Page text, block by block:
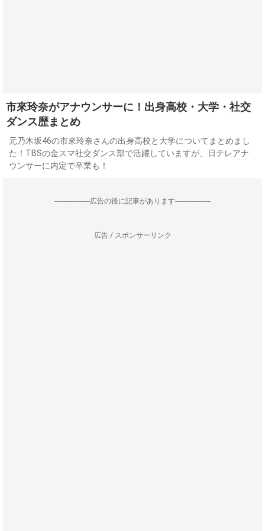
市來玲奈がアナウンサーに！出身高校・大学・社交
ダンス歴まとめ
元乃木坂46の市來玲奈さんの出身高校と大学についてまとめまし
た！TBSの金スマ社交ダンス部で活躍していますが、日テレアナ
ウンサーに内定で卒業も！
--------------------広告の後に記事があります--------------------
広告 / スポンサーリンク